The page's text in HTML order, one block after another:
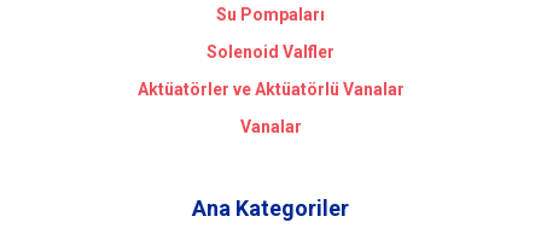
Su Pompaları
Solenoid Valfler
Aktüatörler ve Aktüatörlü Vanalar
Vanalar
Ana Kategoriler